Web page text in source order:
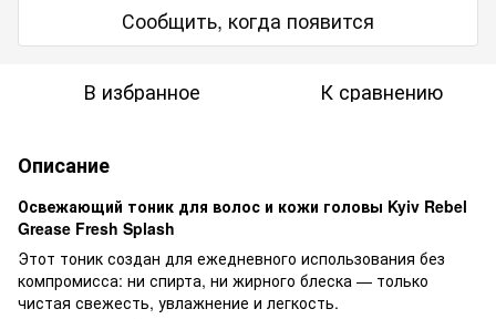
Сообщить, когда появится
В избранное К сравнению
Описание
Освежающий тоник для волос и кожи головы Kyiv Rebel
Grease Fresh Splash
Этот тоник создан для ежедневного использования без
компромисса: ни спирта, ни жирного блеска — только
чистая свежесть, увлажнение и легкость.